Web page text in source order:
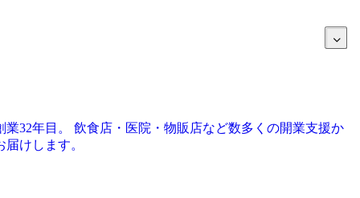
業32年目。 飲食店・医院・物販店など数多くの開業支援か
けします。